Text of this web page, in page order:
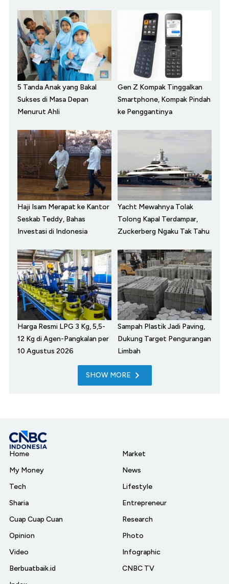
5 Tanda Anak yang Bakal
Sukses di Masa Depan
Menurut Ahli
Gen Z Kompak Tinggalkan
Smartphone, Kompak Pindah
ke Penggantinya
Haji Isam Merapat ke Kantor
Seskab Teddy, Bahas
Investasi di Indonesia
Yacht Mewahnya Tolak
Tolong Kapal Terdampar,
Zuckerberg Ngaku Tak Tahu
Harga Resmi LPG 3 Kg, 5,5-
12 Kg di Agen-Pangkalan per
10 Agustus 2026
Sampah Plastik Jadi Paving,
Dukung Target Pengurangan
Limbah
SHOW MORE
Home
My Money
Tech
Sharia
Cuap Cuap Cuan
Opinion
Video
Berbuatbaik.id
Market
News
Lifestyle
Entrepreneur
Research
Photo
Infographic
CNBC TV